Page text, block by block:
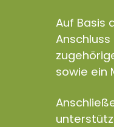
Auf Basis
sowie ein